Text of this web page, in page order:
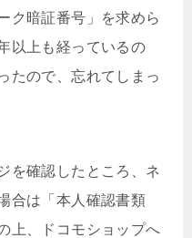
ク暗証番号」を求めら
以上も経っているの
たので、忘れてしまっ
を確認したところ、ネ
合は「本人確認書類
上、ドコモショップへ